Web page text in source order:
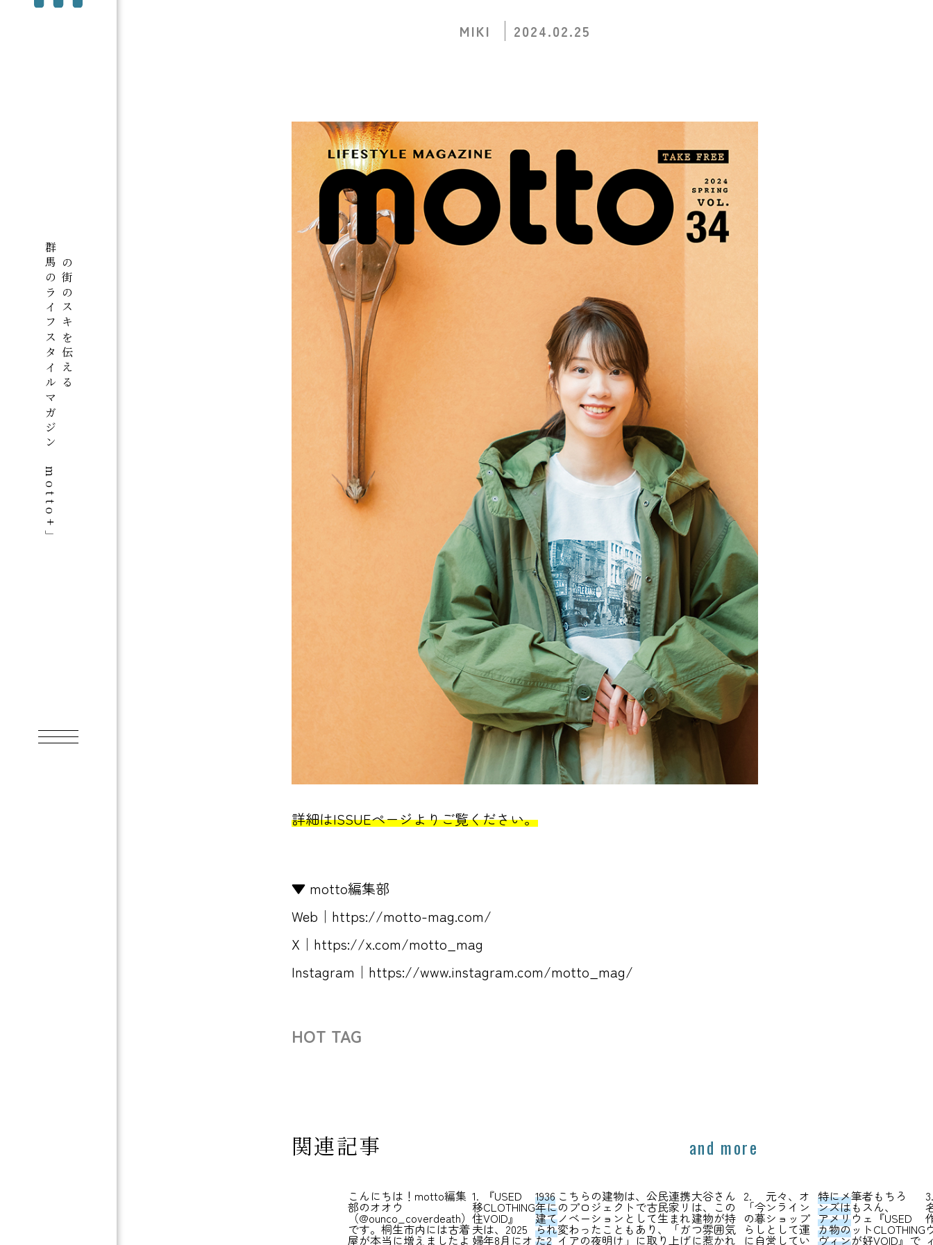
この街のスキを伝える
群馬のライフスタイルマガジン「motto+」
MIKI 2024.02.25
詳細はISSUEページよりご覧ください。
▼ motto編集部
Web｜ https://motto-mag.com/
X｜ https://x.com/motto_mag
Instagram｜ https://www.instagram.com/motto_mag/
HOT TAG
関連記事 and more
こんにちは！motto編集
部のオオウ
（@ounco_coverdeath）
です。桐生市内には古着
屋が本当に増えましたよ
1.
移
住
夫
婦
『USED
CLOTHING
VOID』
は、2025
年8月にオ
1936
年に
建て
られ
た2
こちらの建物は、公民連携
のプロジェクトで古民家リ
ノベーションとして生まれ
変わったこともあり、「ガ
イアの夜明け 」に取り上げ
大谷さん
は、この
建物が持
つ雰囲気
に惹かれ
2.
「今
の暮
らし
に自
元々、オ
ンライン
ショップ
として運
営してい
特にメ
ンズは
アメリ
カ物の
ヴィン
筆者
もス
ウェ
ット
が好
もちろ
ん、
『USED
CLOTHING
VOID』で
3.